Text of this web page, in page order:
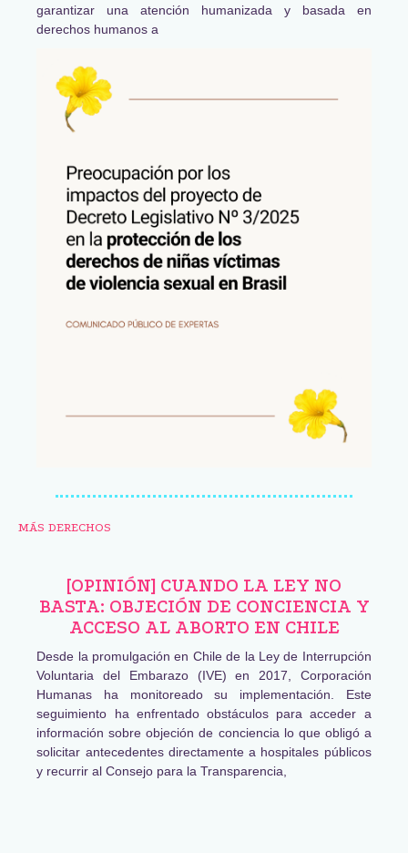
garantizar una atención humanizada y basada en
derechos humanos a
MÁS DERECHOS
[OPINIÓN] CUANDO LA LEY NO
BASTA: OBJECIÓN DE CONCIENCIA Y
ACCESO AL ABORTO EN CHILE
Desde la promulgación en Chile de la Ley de Interrupción
Voluntaria del Embarazo (IVE) en 2017, Corporación
Humanas ha monitoreado su implementación. Este
seguimiento ha enfrentado obstáculos para acceder a
información sobre objeción de conciencia lo que obligó a
solicitar antecedentes directamente a hospitales públicos
y recurrir al Consejo para la Transparencia,